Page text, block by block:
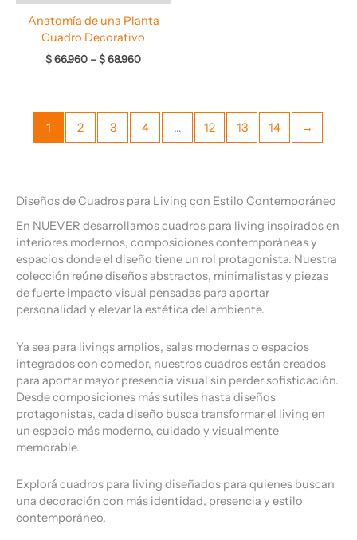
Anatomía de una Planta
Cuadro Decorativo
$66.960 –$68.960
1 2 3 4 … 12 13 14 →
Diseños de Cuadros para Living con Estilo Contemporáneo
En NUEVER desarrollamos cuadros para living inspirados en
interiores modernos, composiciones contemporáneas y
espacios donde el diseño tiene un rol protagonista. Nuestra
colección reúne diseños abstractos, minimalistas y piezas
de fuerte impacto visual pensadas para aportar
personalidad y elevar la estética del ambiente.
Ya sea para livings amplios, salas modernas o espacios
integrados con comedor, nuestros cuadros están creados
para aportar mayor presencia visual sin perder sofisticación.
Desde composiciones más sutiles hasta diseños
protagonistas, cada diseño busca transformar el living en
un espacio más moderno, cuidado y visualmente
memorable.
Explorá cuadros para living diseñados para quienes buscan
una decoración con más identidad, presencia y estilo
contemporáneo.